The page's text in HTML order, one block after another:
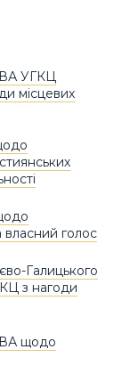
УГКЦ
місцевих
власний голос
Галицького
з нагоди
щодо